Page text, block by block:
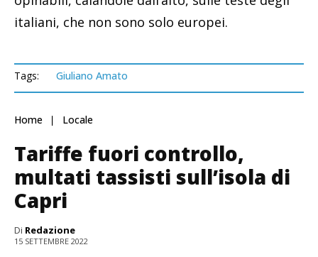
italiani, che non sono solo europei.
Tags: Giuliano Amato
Home Locale
Tariffe fuori controllo,
multati tassisti sull’isola di
Capri
Di Redazione
15 SETTEMBRE 2022